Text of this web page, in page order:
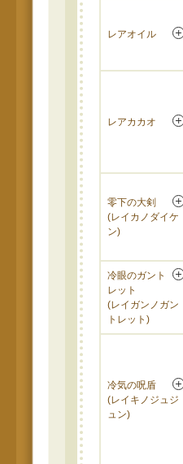
レアオイル
レアカカオ
零下の大剣
(レイカノダイケ
ン)
冷眼のガント
レット
(レイガンノガン
トレット)
冷気の呪盾
(レイキノジュジ
ュン)